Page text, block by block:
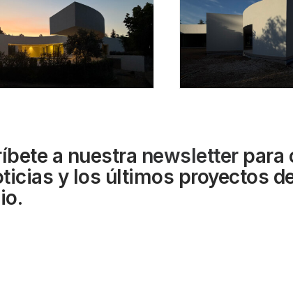
a nuestra newsletterpara
y los últimos proyectos